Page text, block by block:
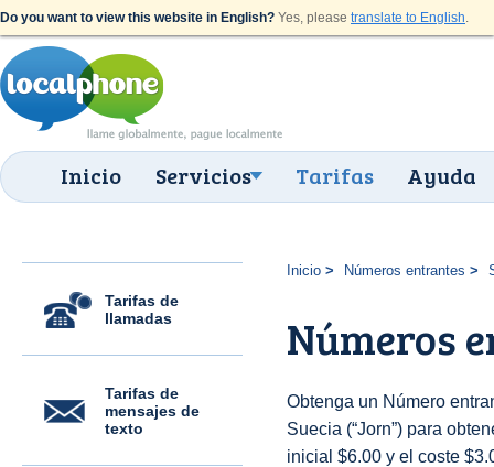
Do you want to view this website in English? Yes, please translate to English.
Inicio Servicios Tarifas Ayuda
Tarifas de
llamadas
Tarifas de
mensajes de
texto
Inicio Números entrantes
Números
Obtenga un Número
Suecia (“Jorn”) para
inicial $6.00 y el coste